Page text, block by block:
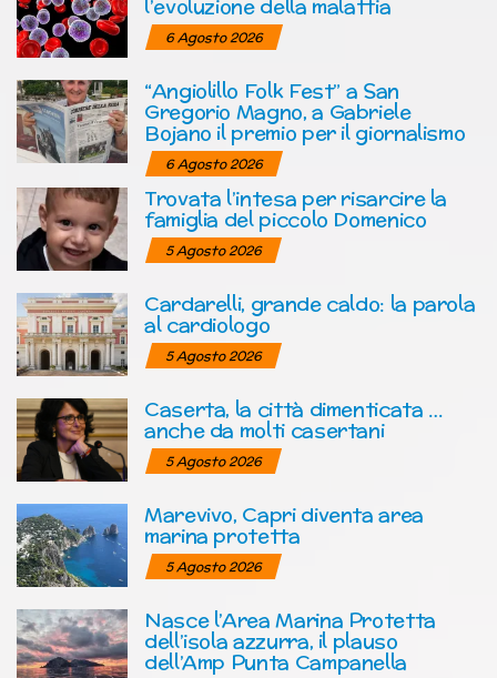
l’evoluzione della malattia
6 Agosto 2026
“Angiolillo Folk Fest” a San
Gregorio Magno, a Gabriele
Bojano il premio per il giornalismo
6 Agosto 2026
Trovata l’intesa per risarcire la
famiglia del piccolo Domenico
5 Agosto 2026
Cardarelli, grande caldo: la parola
al cardiologo
5 Agosto 2026
Caserta, la città dimenticata …
anche da molti casertani
5 Agosto 2026
Marevivo, Capri diventa area
marina protetta
5 Agosto 2026
Nasce l’Area Marina Protetta
dell’isola azzurra, il plauso
dell’Amp Punta Campanella